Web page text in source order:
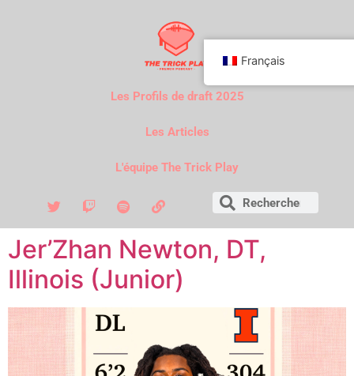
Les Profils de draft 2025
Les Articles
L'équipe The Trick Play
Jer’Zhan Newton, DT,
Illinois (Junior)
Français